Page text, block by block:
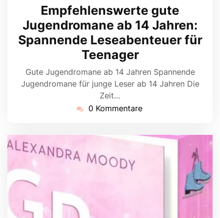
2026
Empfehlenswerte gute
Jugendromane ab 14 Jahren:
Spannende Leseabenteuer für
Teenager
Gute Jugendromane ab 14 Jahren Spannende
Jugendromane für junge Leser ab 14 Jahren Die
Zeit…
0 Kommentare